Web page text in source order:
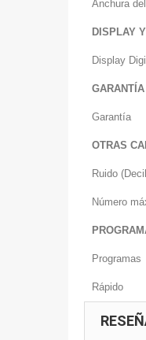
Anchura
DISPLAY
Display
GARANTÍA
Garantía
OTRAS
Ruido
Número
Programas
Rápido